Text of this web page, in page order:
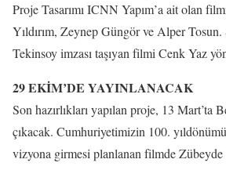
Proje Tasarımı ICNN Yapım’a ait olan
Yıldırım, Zeynep Güngör ve Alper
Tekinsoy imzası taşıyan filmi Cenk Yaz
29 EKİM’DE YAYINLANACAK
Son hazırlıkları yapılan proje, 13 Mart’ta
çıkacak. Cumhuriyetimizin 100.
vizyona girmesi planlanan filmde Zübeyde